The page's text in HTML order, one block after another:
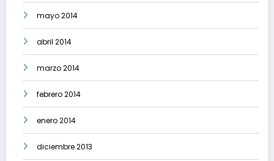
mayo 2014
abril 2014
marzo 2014
febrero 2014
enero 2014
diciembre 2013